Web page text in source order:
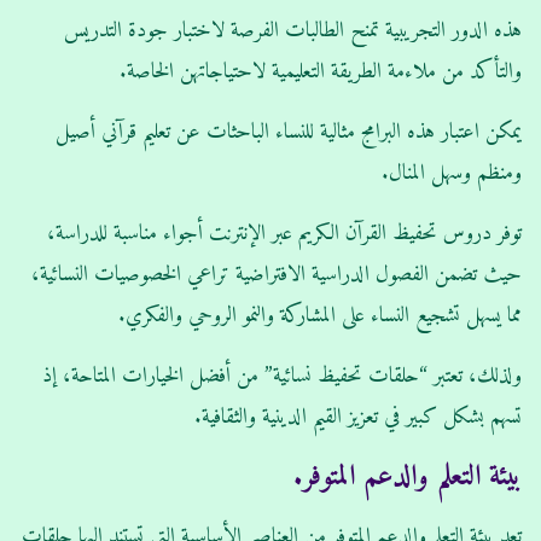
هذه الدور التجريبية تمنح الطالبات الفرصة لاختبار جودة التدريس
والتأكد من ملاءمة الطريقة التعليمية لاحتياجاتهن الخاصة.
يمكن اعتبار هذه البرامج مثالية للنساء الباحثات عن تعليم قرآني أصيل
ومنظم وسهل المنال.
توفر دروس تحفيظ القرآن الكريم عبر الإنترنت أجواء مناسبة للدراسة،
حيث تضمن الفصول الدراسية الافتراضية تراعي الخصوصيات النسائية،
مما يسهل تشجيع النساء على المشاركة والنمو الروحي والفكري.
ولذلك، تعتبر “حلقات تحفيظ نسائية” من أفضل الخيارات المتاحة، إذ
تسهم بشكل كبير في تعزيز القيم الدينية والثقافية.
بيئة التعلم والدعم المتوفر.